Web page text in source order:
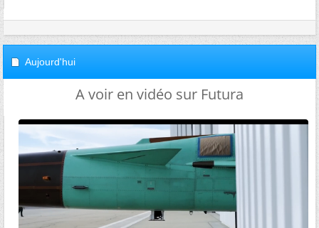
Aujourd'hui
A voir en vidéo sur Futura